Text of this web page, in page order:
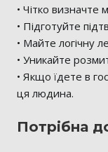
• Чітко визначте
• Підготуйте
• Майте логічну
• Уникайте
• Якщо їдете в
ця людина.
Потрібна